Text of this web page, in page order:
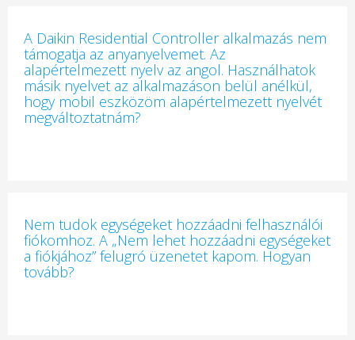
A Daikin Residential Controller alkalmazás nem
támogatja az anyanyelvemet. Az
alapértelmezett nyelv az angol. Használhatok
másik nyelvet az alkalmazáson belül anélkül,
hogy mobil eszközöm alapértelmezett nyelvét
megváltoztatnám?
Nem tudok egységeket hozzáadni felhasználói
fiókomhoz. A „Nem lehet hozzáadni egységeket
a fiókjához” felugró üzenetet kapom. Hogyan
tovább?